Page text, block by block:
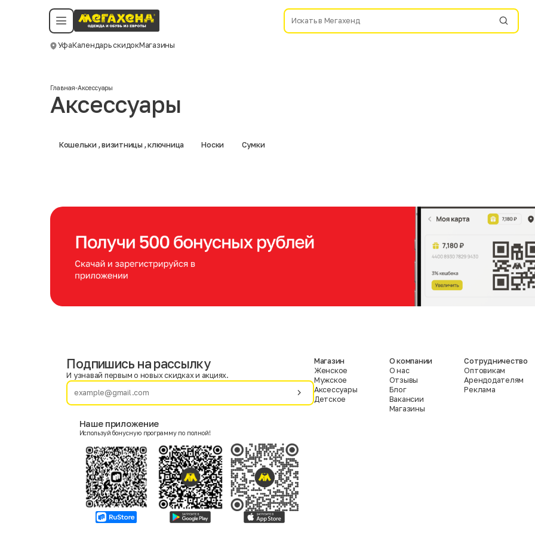
УфаКалендарь скидокМагазины
Политика конфиденциальности
©️ Мегахенд 2026. Все права защищены.
Смотреть все даты
Главная-Аксессуары
Аксессуары
Кошельки , визитницы , ключница Носки Сумки
Фамилия
Женский
Согласие на получение чеков по электронной почте
Подпишись на рассылку
И узнавай первым о новых скидках и акциях.
Наше приложение
Используй бонусную программу по полной!
Магазин
Женское
Мужское
Аксессуары
Детское
О компании
О нас
Отзывы
Блог
Вакансии
Магазины
Сотрудничество
Оптовикам
Арендодателям
Реклама